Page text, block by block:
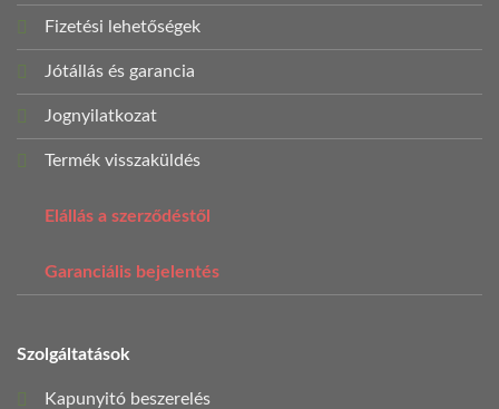
Fizetési lehetőségek
Jótállás és garancia
Jognyilatkozat
Termék visszaküldés
Elállás a szerződéstől
Garanciális bejelentés
Szolgáltatások
Kapunyitó beszerelés